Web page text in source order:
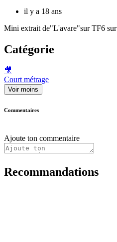
il y a 18 ans
Mini extrait de"L'avare"sur TF6 sur
Catégorie
🎥
Court métrage
Voir moins
Commentaires
Ajoute ton commentaire
Recommandations